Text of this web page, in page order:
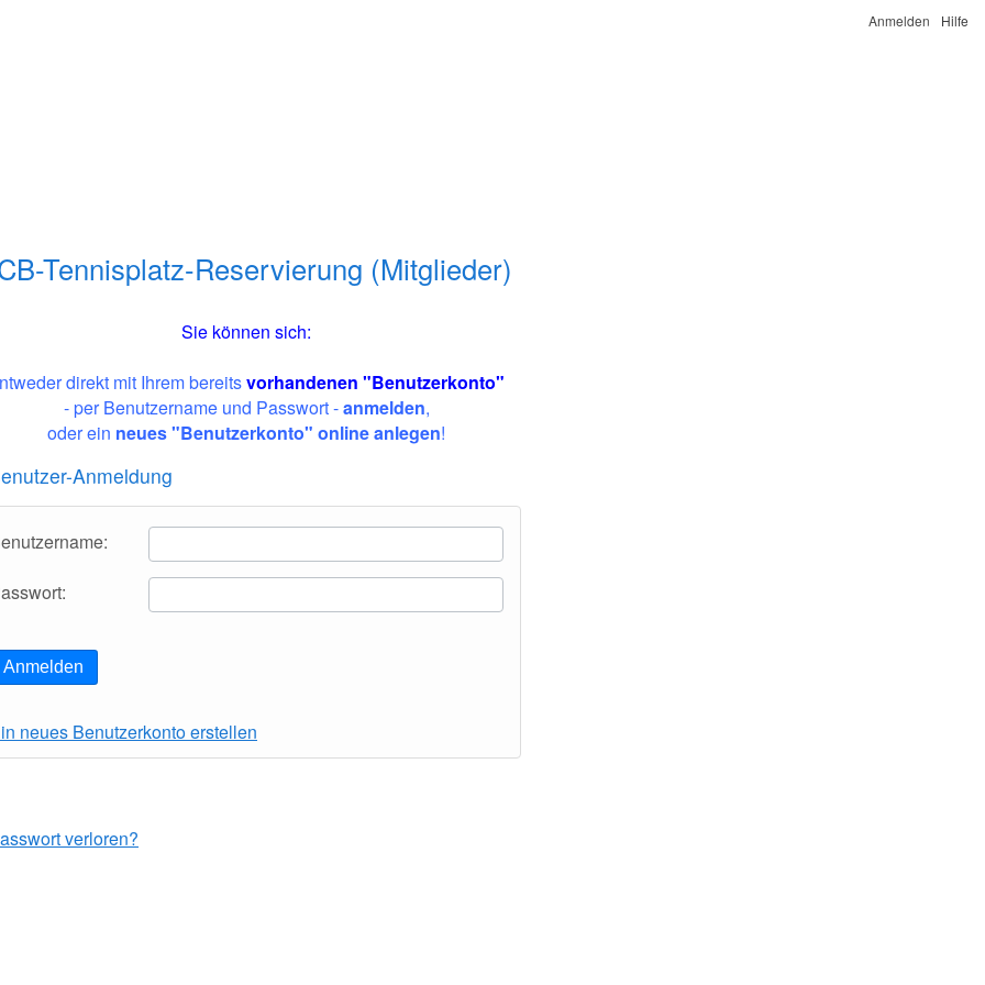
Anmelden Hilfe
Tennisplatz-Reservierung (Mitglieder)
Sie können sich:
direkt mit Ihrem bereitsvorhandenen "Benutzerkonto"
- per Benutzername und Passwort -anmelden,
oder ein neues"Benutzerkonto" online anlegen!
Anmeldung
Anmelden
neues Benutzerkonto erstellen
verloren?